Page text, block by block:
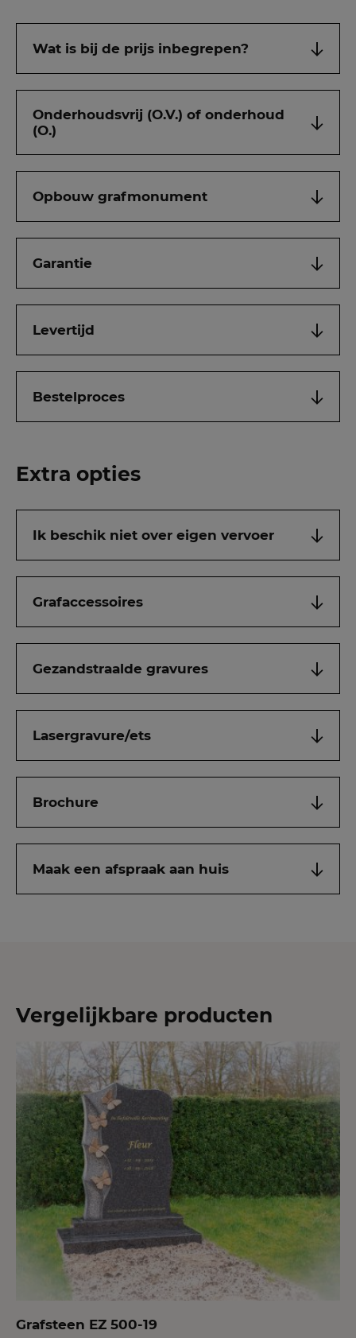
Wat is bij de prijs inbegrepen?
Onderhoudsvrij (O.V.) of onderhoud
(O.)
Opbouw grafmonument
Garantie
Levertijd
Bestelproces
Extra opties
Ik beschik niet over eigen vervoer
Grafaccessoires
Gezandstraalde gravures
Lasergravure/ets
Brochure
Maak een afspraak aan huis
Vergelijkbare producten
Grafsteen EZ 500-19